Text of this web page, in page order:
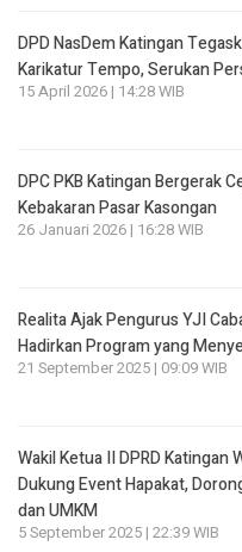
DPD NasDem Katingan
Karikatur Tempo, Serukan
15 April 2026 | 14:28 WIB
DPC PKB Katingan Bergerak
Kebakaran Pasar Kasongan
26 Januari 2026 | 16:28 WIB
Realita Ajak Pengurus YJI
Hadirkan Program yang
21 September 2025 | 09:09 WIB
Wakil Ketua II DPRD Katingan
Dukung Event Hapakat,
dan UMKM
5 September 2025 | 22:39 WIB